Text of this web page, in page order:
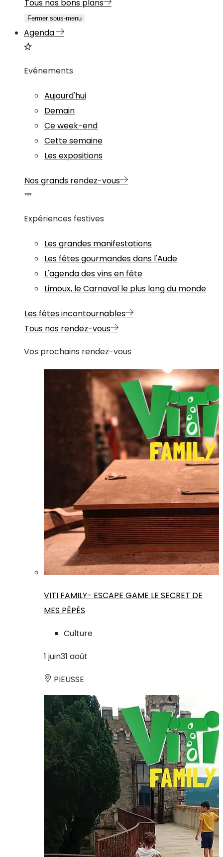
Tous nos bons plans
Fermer sous-menu
Agenda
Evénements
Aujourd'hui
Demain
Ce week-end
Cette semaine
Les expositions
Nos grands rendez-vous
Expériences festives
Les grandes manifestations
Les fêtes gourmandes dans l'Aude
L'agenda des vins en fête
Limoux, le Carnaval le plus long du monde
Les fêtes incontournables
Tous nos rendez-vous
Vos prochains rendez-vous
VITI FAMILY- ESCAPE GAME LE SECRET DE
MES PÉPÉS
Culture
1 juin31 août
PIEUSSE